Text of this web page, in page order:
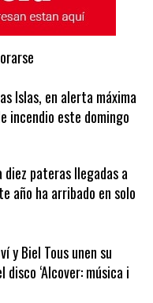
Islas, en alerta máxima
incendio este domingo
diez pateras llegadas a
año ha arribado en solo
y Biel Tous unen su
‘Alcover: música i